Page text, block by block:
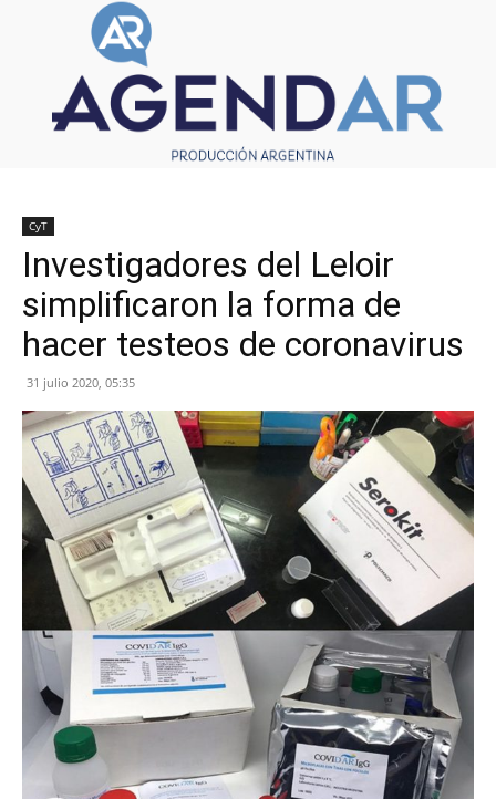
CyT
Investigadores del Leloir
simplificaron la forma de
hacer testeos de coronavirus
31 julio 2020, 05:35